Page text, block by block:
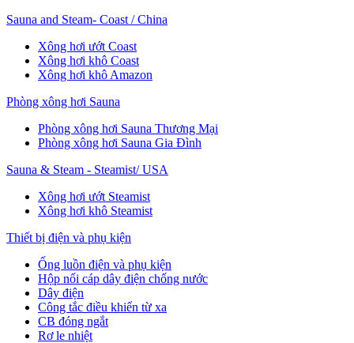
Sauna and Steam- Coast / China
Xông hơi ướt Coast
Xông hơi khô Coast
Xông hơi khô Amazon
Phòng xông hơi Sauna
Phòng xông hơi Sauna Thương Mại
Phòng xông hơi Sauna Gia Đình
Sauna & Steam - Steamist/ USA
Xông hơi ướt Steamist
Xông hơi khô Steamist
Thiết bị điện và phụ kiện
Ống luồn điện và phụ kiện
Hộp nối cáp dây điện chống nước
Dây điện
Công tắc điều khiển từ xa
CB đóng ngắt
Rơ le nhiệt